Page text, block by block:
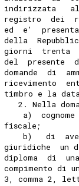
indirizzata
registro  dei
ed  e'
della
giorni  trenta
del  presente
domande  di
ricevimento
timbro e la
2. Nella
a)  cognome
fiscale;
b)   di
giuridiche  un
diploma  di
compimento
3, comma 2,